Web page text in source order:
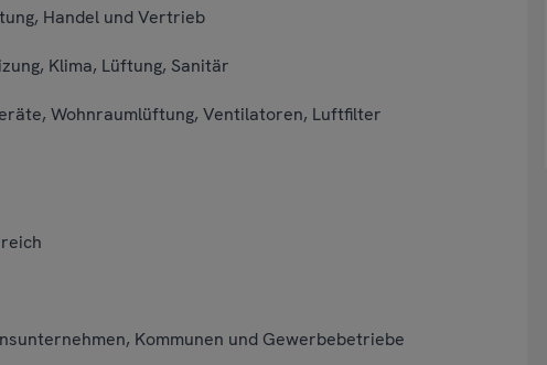
Handel und Vertrieb
Klima, Lüftung, Sanitär
Wohnraumlüftung, Ventilatoren, Luftfilter
Kommunen und Gewerbebetriebe